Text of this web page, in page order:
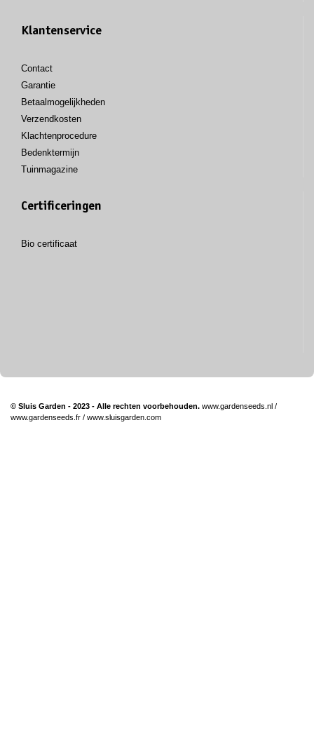
Klantenservice
Contact
Garantie
Betaalmogelijkheden
Verzendkosten
Klachtenprocedure
Bedenktermijn
Tuinmagazine
Certificeringen
Bio certificaat
© Sluis Garden - 2023 - Alle rechten voorbehouden. www.gardenseeds.nl /
www.gardenseeds.fr / www.sluisgarden.com